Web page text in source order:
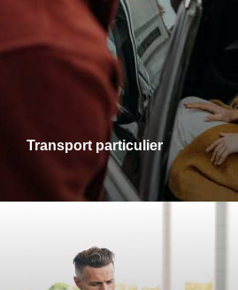
Transport particulier
Que ce soit pour une sortie en
proches ou un rendez-vous
dans tous vos trajets avec fiabilité
service adapté à vos besoins,
disponibilité.